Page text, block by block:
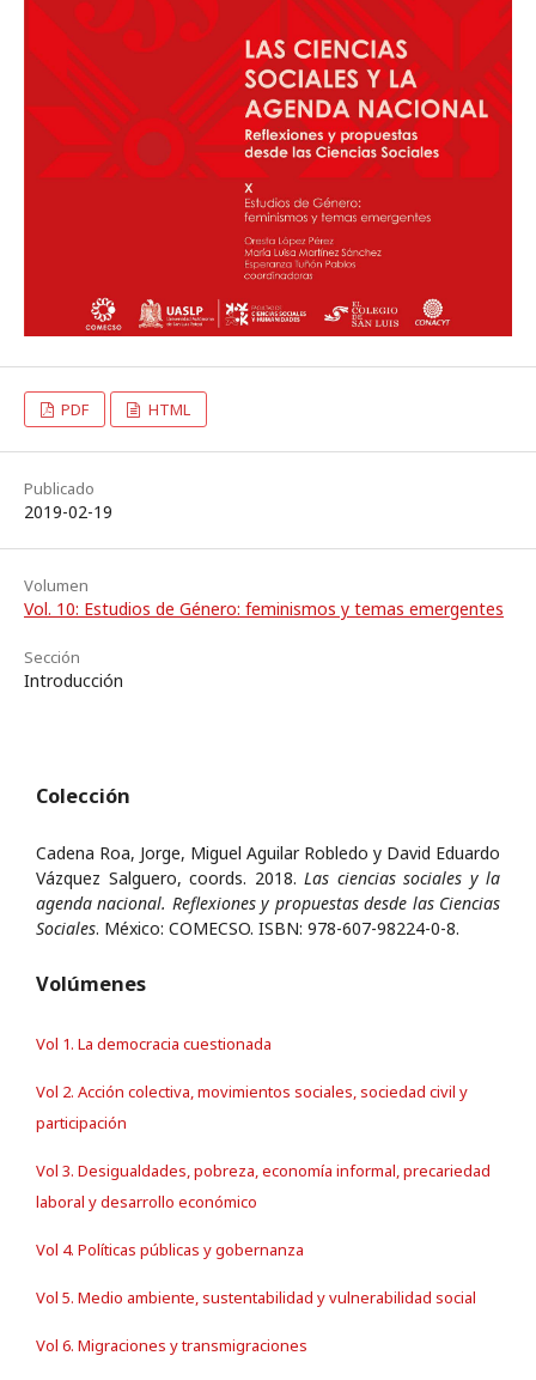
PDF HTML
Publicado
2019-02-19
Volumen
Vol. 10: Estudios de Género: feminismos y temas emergentes
Sección
Introducción
Colección
Cadena Roa, Jorge, Miguel Aguilar Robledo y David Eduardo
Vázquez Salguero, coords. 2018. Las ciencias sociales y la
agenda nacional. Reflexiones y propuestas desde las Ciencias
Sociales. México: COMECSO. ISBN: 978-607-98224-0-8.
Volúmenes
Vol 1. La democracia cuestionada
Vol 2. Acción colectiva, movimientos sociales, sociedad civil y
participación
Vol 3. Desigualdades, pobreza, economía informal, precariedad
laboral y desarrollo económico
Vol 4. Políticas públicas y gobernanza
Vol 5. Medio ambiente, sustentabilidad y vulnerabilidad social
Vol 6. Migraciones y transmigraciones